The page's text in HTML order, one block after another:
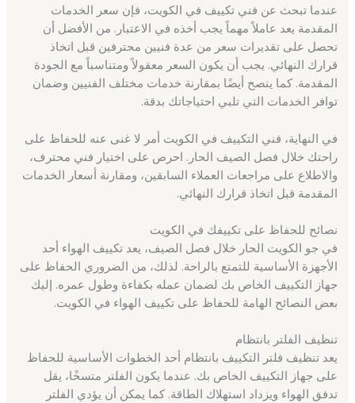
عندما تبحث عن فني تكييف في الكويت، فإن سعر الخدمات
المقدمة يعد عاملاً مهماً يجب أخذه في الاعتبار. من الأفضل أن
تحصل على تقديرات سعر من عدة فنيين محترفين قبل اتخاذ
قرارك النهائي. يجب أن يكون السعر معقولاً ومتناسباً مع الجودة
المقدمة. كما ينصح أيضًا بمقارنة خدمات مختلف الفنيين وضمان
توافر الخدمات التي تلبي احتياجاتك بدقة.
في النهاية، فني التكييف في الكويت أمر لا غنى عنه للحفاظ على
راحتك خلال فصل الصيف الحار. احرص على اختيار فني محترف،
والاطلاع على مراجعات العملاء السابقين، ومقارنة أسعار الخدمات
المقدمة قبل اتخاذ قرارك النهائي.
نصائح للحفاظ على تكييفك في الكويت
في جو الكويت الحار خلال فصل الصيف، يعد تكييف الهواء أحد
الأجهزة الأساسية للتمتع بالراحة. لذلك، من الضروري الحفاظ على
جهاز التكييف الخاص بك لضمان عمله بكفاءة وطول عمره. إليك
بعض النصائح الهامة للحفاظ على تكييف الهواء في الكويت.
تنظيف الفلتر بانتظام
يعد تنظيف فلتر التكييف بانتظام أحد الخطوات الأساسية للحفاظ
على جهاز التكييف الخاص بك. عندما يكون الفلتر متسخًا، يقل
تدفق الهواء ويزداد استهلاك الطاقة. كما يمكن أن يؤدي الفلتر